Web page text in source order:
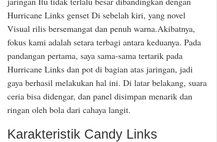
Hurricane Links genset Di sebelah kiri, yang novel
Visual rilis bersemangat dan penuh warna.Akibatnya,
fokus kami adalah setara terbagi antara keduanya. Pada
pandangan pertama, saya sama-sama tertarik pada
Hurricane Links dan pot di bagian atas jaringan, jadi
gaya berhasil melakukan hal ini. Di latar belakang, suara
ceria bisa didengar, dan panel disimpan menarik dan
ringan oleh bola dari cahaya langit.
Karakteristik Candy Links